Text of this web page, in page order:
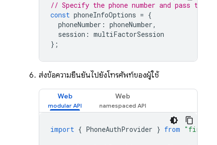
// Specify the phone number and pass the
const phoneInfoOptions = {
phoneNumber : phoneNumber,
session : multiFactorSession
};
ส่งข้อความยืนยันไปยังโทรศัพท์ของผู้ใช้
Web Web
import { PhoneAuthProvider } from